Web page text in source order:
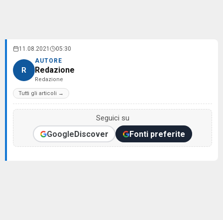
11.08.2021 05:30
R
AUTORE
Redazione
Redazione
Tutti gli articoli →
Seguici su
GoogleDiscover Fonti preferite